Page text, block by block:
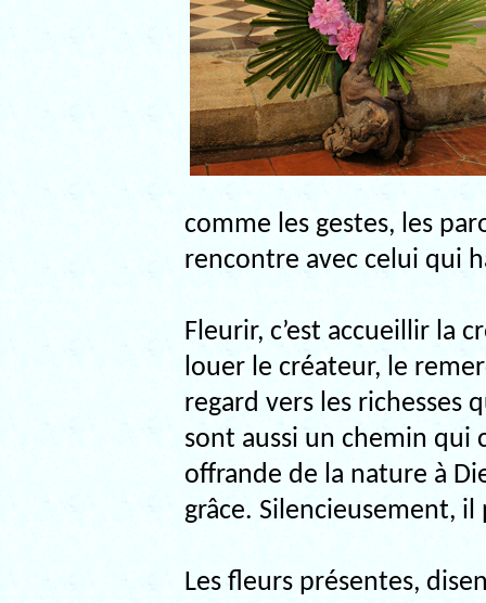
comme les gestes, les
rencontre avec celui qui
Fleurir, c’est accueillir la
louer le créateur, le
regard vers les richesses
sont aussi un chemin qui
offrande de la nature à
grâce. Silencieusement,
Les fleurs présentes,